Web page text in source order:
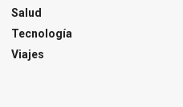
Salud
Tecnología
Viajes